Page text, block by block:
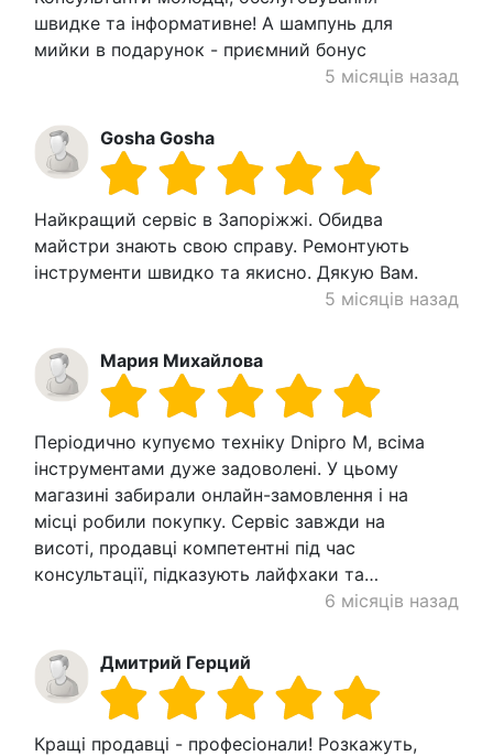
швидке та інформативне! А шампунь для
мийки в подарунок - приємний бонус
5 місяців назад
Gosha Gosha
Найкращий сервіс в Запоріжжі. Обидва
майстри знають свою справу. Ремонтують
інструменти швидко та якисно. Дякую Вам.
5 місяців назад
Мария Михайлова
Періодично купуємо техніку Dnipro M, всіма
інструментами дуже задоволені. У цьому
магазині забирали онлайн-замовлення і на
місці робили покупку. Сервіс завжди на
висоті, продавці компетентні під час
консультації, підказують лайфхаки та…
6 місяців назад
Дмитрий Герций
Кращі продавці - професіонали! Розкажуть,